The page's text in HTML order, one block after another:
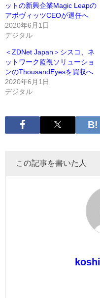
ットの新興企業Magic Leapの
アボヴィッツCEOが退任へ
2020年6月1日
デジタル
＜ZDNet Japan＞シスコ、ネ
ットワーク監視ソリューショ
ンのThousandEyesを買収へ
2020年6月1日
デジタル
この記事を書いた人